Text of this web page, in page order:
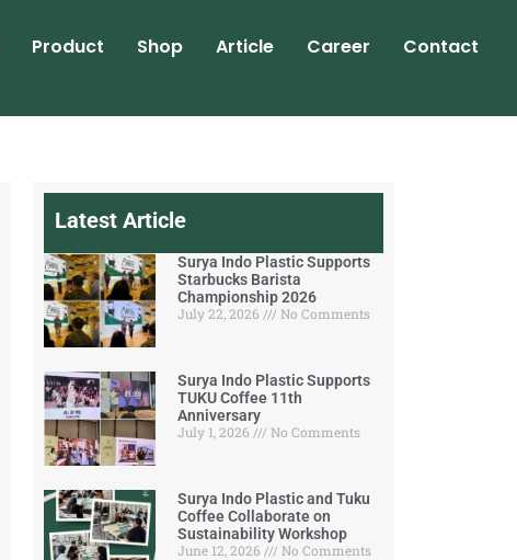
Product Shop Article Career Contact
Latest Article
Surya Indo Plastic Supports
Starbucks Barista
Championship 2026
July 22, 2026
No Comments
Surya Indo Plastic Supports
TUKU Coffee 11th
Anniversary
July 1, 2026
No Comments
Surya Indo Plastic and Tuku
Coffee Collaborate on
Sustainability Workshop
June 12, 2026
No Comments